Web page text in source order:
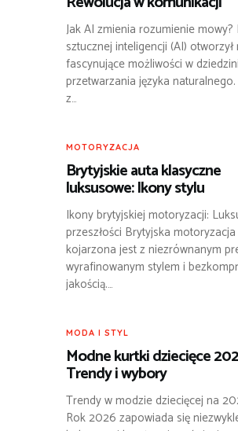
Jak AI zmienia rozumienie mowy?
sztucznej inteligencji (AI) otworzył
fascynujące możliwości w
przetwarzania języka naturalnego.
z…
MOTORYZACJA
Brytyjskie auta klasyczne
luksusowe: Ikony stylu
Ikony brytyjskiej motoryzacji:
przeszłości Brytyjska
kojarzona jest z niezrównanym
wyrafinowanym stylem i
jakością.…
MODA I STYL
Modne kurtki dziecięce
Trendy i wybory
Trendy w modzie dziecięcej na
Rok 2026 zapowiada się